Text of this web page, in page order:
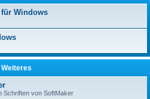
für Windows
Weiteres
Schriften von SoftMaker